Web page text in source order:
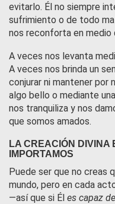
evitarlo. Él no siempre
sufrimiento o de todo
nos reconforta en medio
A veces nos levanta
A veces nos brinda un
conjurar ni mantener por
algo bello o mediante
nos tranquiliza y nos
que somos amados.
LA CREACIÓN DIVINA
IMPORTAMOS
Puede ser que no creas
mundo, pero en cada
—así que si Él es capaz